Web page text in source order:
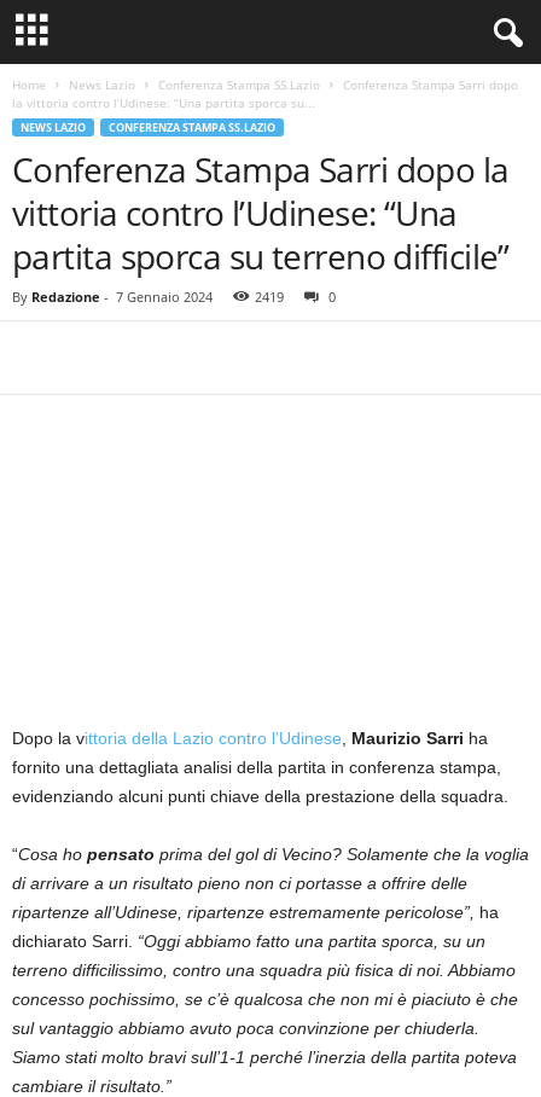
Home News Lazio Conferenza Stampa SS.Lazio
Conferenza Stampa Sarri dopo
la vittoria contro l’Udinese: “Una partita sporca su...
NEWS LAZIO CONFERENZA STAMPA SS.LAZIO
Conferenza Stampa Sarri dopo la
vittoria contro l’Udinese: “Una
partita sporca su terreno difficile”
By Redazione - 7 Gennaio 2024 2419 0
Dopo la vittoria della Lazio contro l’Udinese Maurizio Sarri ha
fornito una dettagliata analisi della partita in conferenza stampa,
evidenziando alcuni punti chiave della prestazione della squadra.
“Cosa ho pensato prima del gol di Vecino? Solamente che la voglia
di arrivare a un risultato pieno non ci portasse a offrire delle
ripartenze all’Udinese, ripartenze estremamente pericolose”, ha
dichiarato Sarri. “Oggi abbiamo fatto una partita sporca, su un
terreno difficilissimo, contro una squadra più fisica di noi. Abbiamo
concesso pochissimo, se c’è qualcosa che non mi è piaciuto è che
sul vantaggio abbiamo avuto poca convinzione per chiuderla.
Siamo stati molto bravi sull’1-1 perché l’inerzia della partita poteva
cambiare il risultato.”